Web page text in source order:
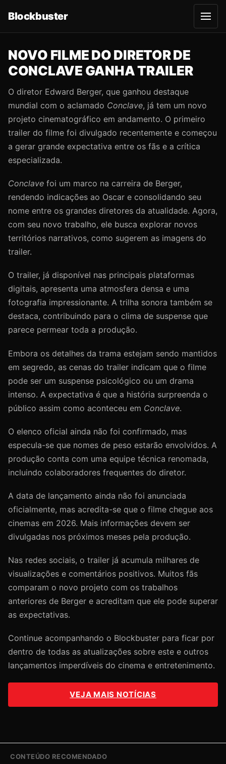
Blockbuster
A
b
r
NOVO FILME DO DIRETOR DE
CONCLAVE GANHA TRAILER
O diretor Edward Berger, que ganhou destaque
mundial com o aclamado Conclave, já tem um novo
projeto cinematográfico em andamento. O primeiro
trailer do filme foi divulgado recentemente e começou
a gerar grande expectativa entre os fãs e a crítica
especializada.
Conclave foi um marco na carreira de Berger,
rendendo indicações ao Oscar e consolidando seu
nome entre os grandes diretores da atualidade. Agora,
com seu novo trabalho, ele busca explorar novos
territórios narrativos, como sugerem as imagens do
trailer.
O trailer, já disponível nas principais plataformas
digitais, apresenta uma atmosfera densa e uma
fotografia impressionante. A trilha sonora também se
destaca, contribuindo para o clima de suspense que
parece permear toda a produção.
Embora os detalhes da trama estejam sendo mantidos
em segredo, as cenas do trailer indicam que o filme
pode ser um suspense psicológico ou um drama
intenso. A expectativa é que a história surpreenda o
público assim como aconteceu em Conclave.
O elenco oficial ainda não foi confirmado, mas
especula-se que nomes de peso estarão envolvidos. A
produção conta com uma equipe técnica renomada,
incluindo colaboradores frequentes do diretor.
A data de lançamento ainda não foi anunciada
oficialmente, mas acredita-se que o filme chegue aos
cinemas em 2026. Mais informações devem ser
divulgadas nos próximos meses pela produção.
Nas redes sociais, o trailer já acumula milhares de
visualizações e comentários positivos. Muitos fãs
comparam o novo projeto com os trabalhos
anteriores de Berger e acreditam que ele pode superar
as expectativas.
Continue acompanhando o Blockbuster para ficar por
dentro de todas as atualizações sobre este e outros
lançamentos imperdíveis do cinema e entretenimento.
VEJA MAIS NOTÍCIAS
CONTEÚDO RECOMENDADO